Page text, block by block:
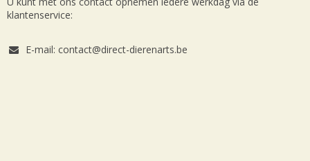
klantenservice:
E-mail: contact@direct-dierenarts.be